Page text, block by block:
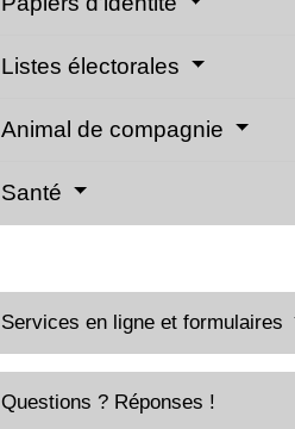
Listes électorales
Animal de compagnie
Santé
Services en ligne et formulaires
Questions ? Réponses !